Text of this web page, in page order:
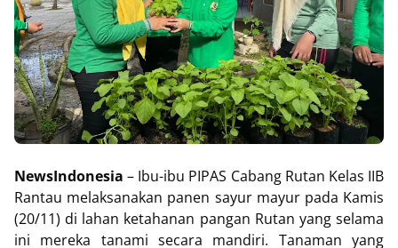
NewsIndonesia– Ibu-ibu PIPAS Cabang Rutan Kelas IIB
Rantau melaksanakan panen sayur mayur pada Kamis
(20/11) di lahan ketahanan pangan Rutan yang selama
ini mereka tanami secara mandiri. Tanaman yang